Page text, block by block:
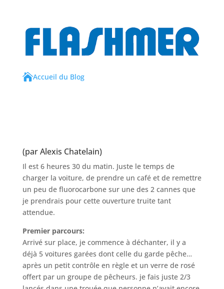
Accueil du Blog
(par Alexis Chatelain)
Il est 6 heures 30 du matin. Juste le temps de
charger la voiture, de prendre un café et de remettre
un peu de fluorocarbone sur une des 2 cannes que
je prendrais pour cette ouverture truite tant
attendue.
Premier parcours:
Arrivé sur place, je commence à déchanter, il y a
déjà 5 voitures garées dont celle du garde pêche…
après un petit contrôle en règle et un verre de rosé
offert par un groupe de pêcheurs. je fais juste 2/3